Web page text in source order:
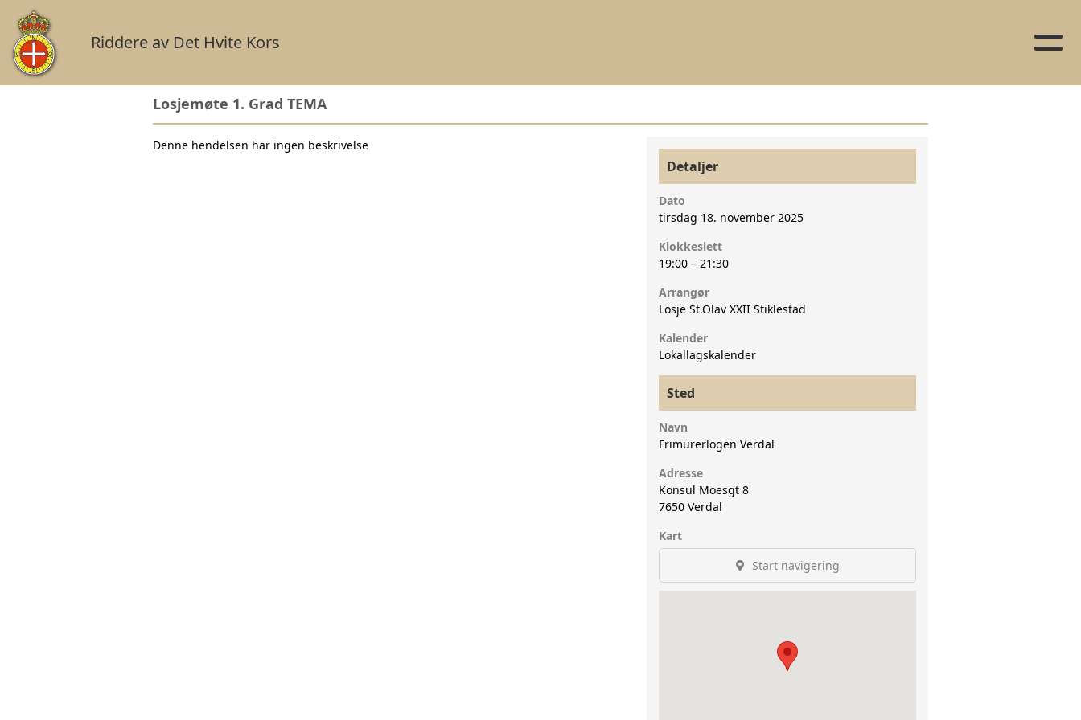
Riddere av Det Hvite Kors
Losjemøte 1. Grad TEMA
Denne hendelsen har ingen beskrivelse
Detaljer
Dato
tirsdag 18. november 2025
Klokkeslett
19:00 – 21:30
Arrangør
Losje St.Olav XXII Stiklestad
Kalender
Lokallagskalender
Sted
Navn
Frimurerlogen Verdal
Adresse
Konsul Moesgt 8
7650 Verdal
Kart
Start navigering